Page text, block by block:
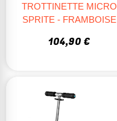
TROTTINETTE MICRO
SPRITE - FRAMBOISE
104,90 €